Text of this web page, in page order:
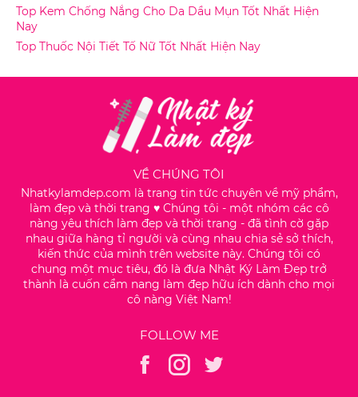
Top Kem Chống Nắng Cho Da Dầu Mụn Tốt Nhất Hiện
Nay
Top Thuốc Nội Tiết Tố Nữ Tốt Nhất Hiện Nay
VỀ CHÚNG TÔI
Nhatkylamdep.com là trang tin tức chuyên về mỹ phẩm,
làm đẹp và thời trang ♥️ Chúng tôi - một nhóm các cô
nàng yêu thích làm đẹp và thời trang - đã tình cờ gặp
nhau giữa hàng tỉ người và cùng nhau chia sẻ sở thích,
kiến thức của mình trên website này. Chúng tôi có
chung một mục tiêu, đó là đưa Nhật Ký Làm Đẹp trở
thành là cuốn cẩm nang làm đẹp hữu ích dành cho mọi
cô nàng Việt Nam!
FOLLOW ME